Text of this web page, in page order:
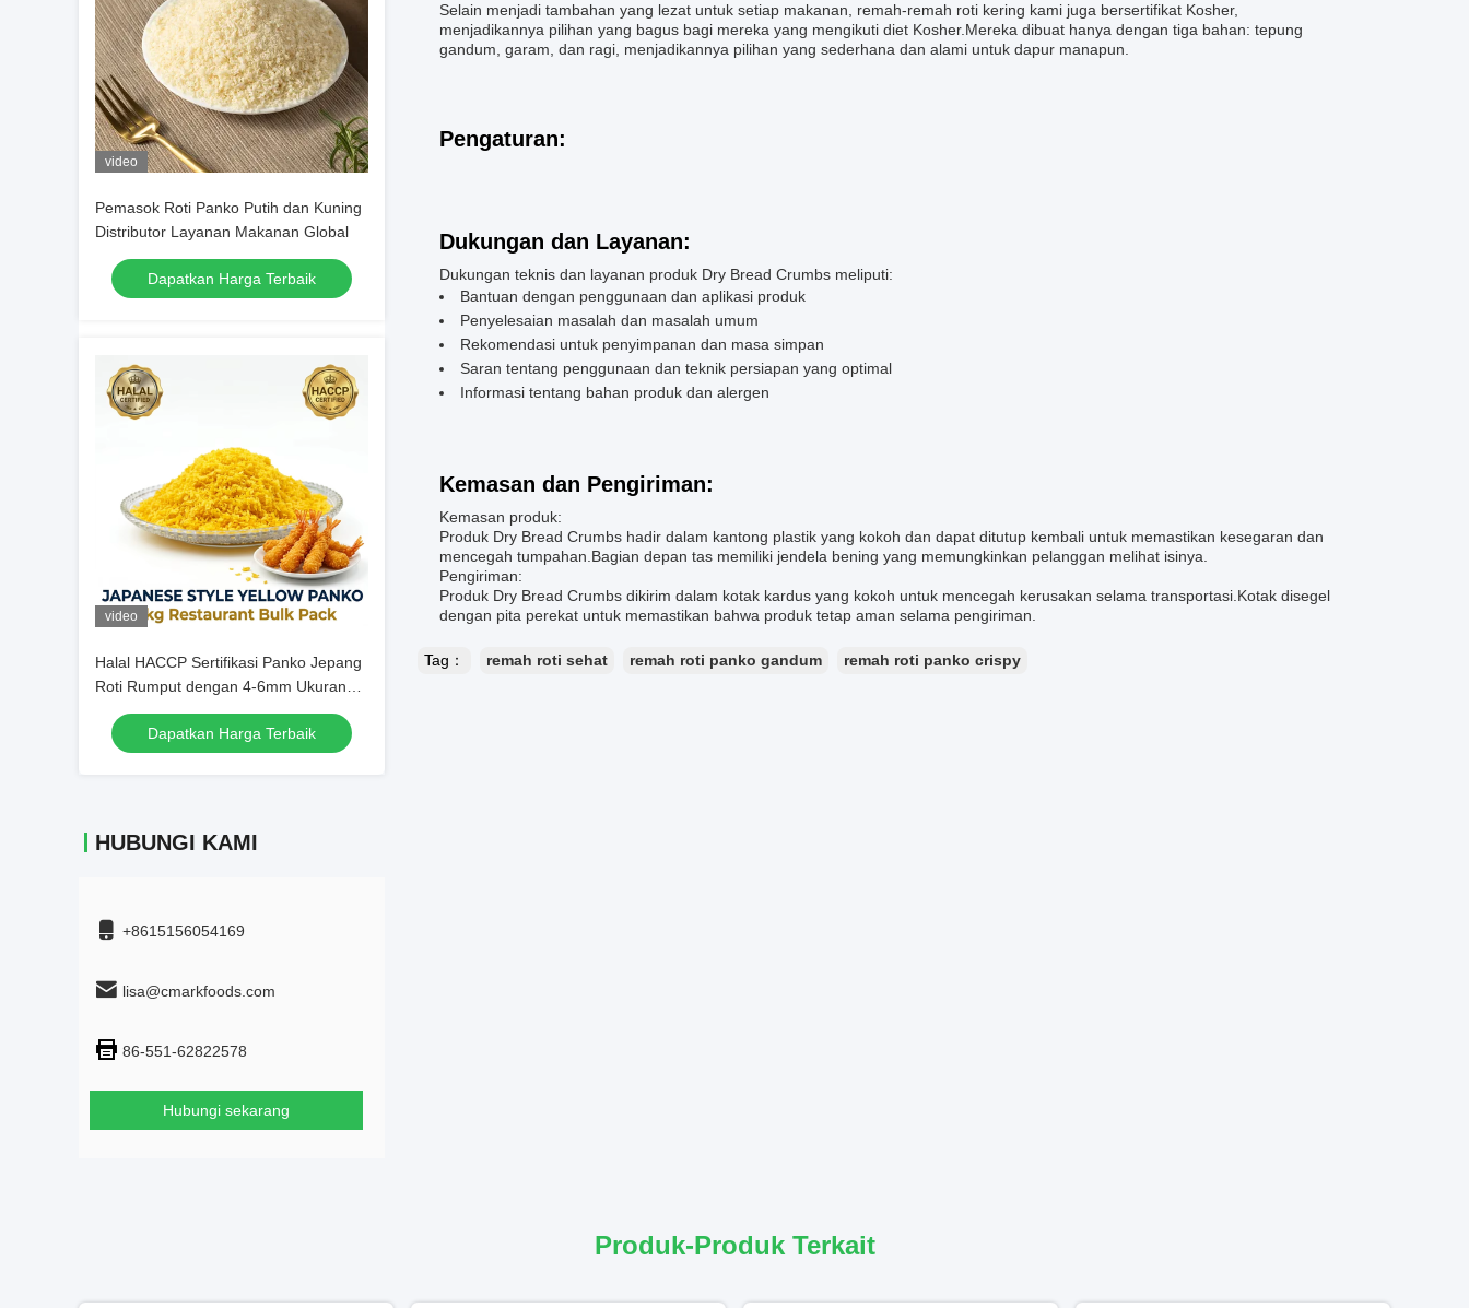
video
Pemasok Roti Panko Putih dan Kuning
Distributor Layanan Makanan Global
Dapatkan Harga Terbaik
video
Halal HACCP Sertifikasi Panko Jepang
Roti Rumput dengan 4-6mm Ukuran
untuk Low Oil Absorpsi dalam
Makanan Goreng
Dapatkan Harga Terbaik
HUBUNGI KAMI
+8615156054169
lisa@cmarkfoods.com
86-551-62822578
Hubungi sekarang
Selain menjadi tambahan yang lezat untuk setiap makanan, remah-remah roti kering kami juga bersertifikat Kosher,
menjadikannya pilihan yang bagus bagi mereka yang mengikuti diet Kosher.Mereka dibuat hanya dengan tiga bahan: tepung
gandum, garam, dan ragi, menjadikannya pilihan yang sederhana dan alami untuk dapur manapun.
Pengaturan:
Dukungan dan Layanan:
Dukungan teknis dan layanan produk Dry Bread Crumbs meliputi:
Bantuan dengan penggunaan dan aplikasi produk
Penyelesaian masalah dan masalah umum
Rekomendasi untuk penyimpanan dan masa simpan
Saran tentang penggunaan dan teknik persiapan yang optimal
Informasi tentang bahan produk dan alergen
Kemasan dan Pengiriman:
Kemasan produk:
Produk Dry Bread Crumbs hadir dalam kantong plastik yang kokoh dan dapat ditutup kembali untuk memastikan kesegaran dan
mencegah tumpahan.Bagian depan tas memiliki jendela bening yang memungkinkan pelanggan melihat isinya.
Pengiriman:
Produk Dry Bread Crumbs dikirim dalam kotak kardus yang kokoh untuk mencegah kerusakan selama transportasi.Kotak disegel
dengan pita perekat untuk memastikan bahwa produk tetap aman selama pengiriman.
Tag： remah roti sehat remah roti panko gandum remah roti panko crispy
Produk-Produk Terkait